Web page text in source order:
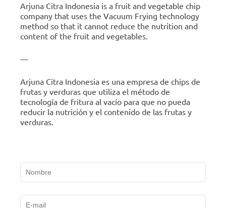
Arjuna Citra Indonesia is a fruit and vegetable chip
company that uses the Vacuum Frying technology
method so that it cannot reduce the nutrition and
content of the fruit and vegetables.
—
Arjuna Citra Indonesia es una empresa de chips de
frutas y verduras que utiliza el método de
tecnología de fritura al vacío para que no pueda
reducir la nutrición y el contenido de las frutas y
verduras.